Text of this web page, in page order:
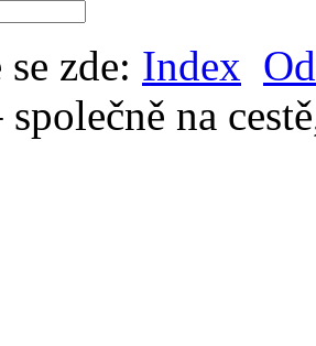
zde: Index
na